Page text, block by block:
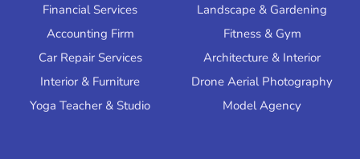
Financial Services
Accounting Firm
Car Repair Services
Interior & Furniture
Yoga Teacher & Studio
Landscape & Gardening
Fitness & Gym
Architecture & Interior
Drone Aerial Photography
Model Agency